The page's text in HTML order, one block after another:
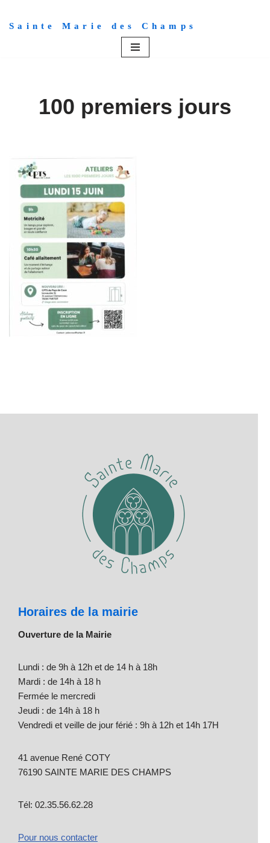
Aller
Sainte Marie des Champs
100 premiers jours
Horaires de la mairie
Ouverture de la Mairie
Lundi : de 9h à 12h et de 14 h à 18h
Mardi : de 14h à 18 h
Fermée le mercredi
Jeudi : de 14h à 18 h
Vendredi et veille de jour férié : 9h à 12h et 14h 17H
41 avenue René COTY
76190 SAINTE MARIE DES CHAMPS
Tél: 02.35.56.62.28
Pour nous contacter